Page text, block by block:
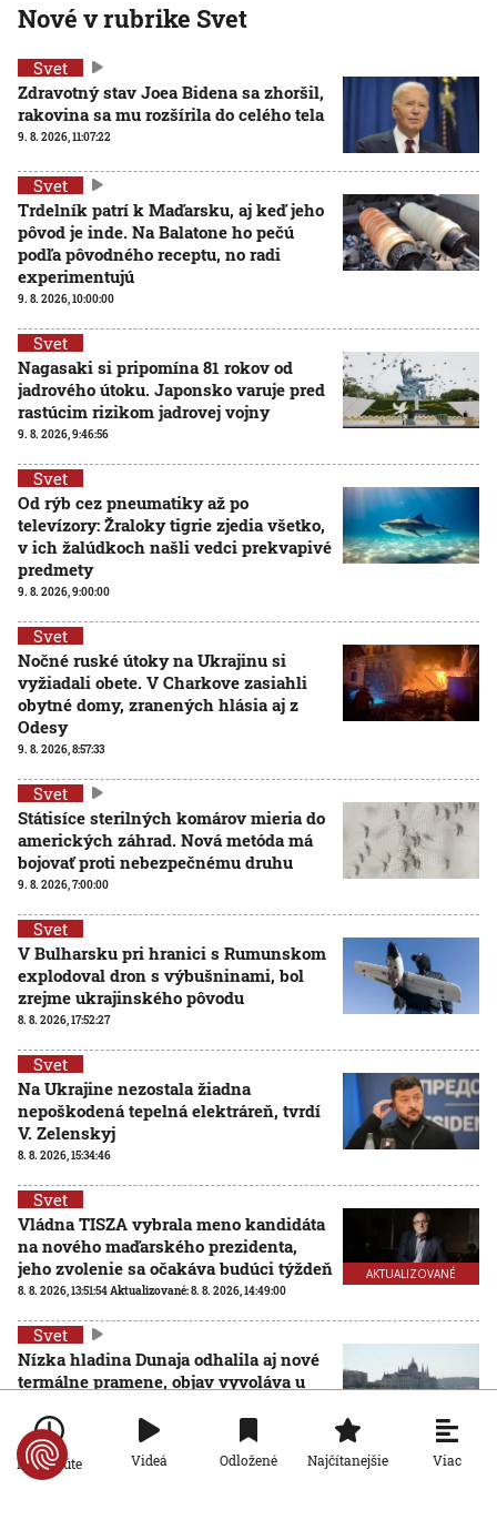
Nové v rubrike Svet
Svet
Zdravotný stav Joea Bidena sa zhoršil,
rakovina sa mu rozšírila do celého tela
9. 8. 2026, 11:07:22
Svet
Trdelník patrí k Maďarsku, aj keď jeho
pôvod je inde. Na Balatone ho pečú
podľa pôvodného receptu, no radi
experimentujú
9. 8. 2026, 10:00:00
Svet
Nagasaki si pripomína 81 rokov od
jadrového útoku. Japonsko varuje pred
rastúcim rizikom jadrovej vojny
9. 8. 2026, 9:46:56
Svet
Od rýb cez pneumatiky až po
televízory: Žraloky tigrie zjedia všetko,
v ich žalúdkoch našli vedci prekvapivé
predmety
9. 8. 2026, 9:00:00
Svet
Nočné ruské útoky na Ukrajinu si
vyžiadali obete. V Charkove zasiahli
obytné domy, zranených hlásia aj z
Odesy
9. 8. 2026, 8:57:33
Svet
Státisíce sterilných komárov mieria do
amerických záhrad. Nová metóda má
bojovať proti nebezpečnému druhu
9. 8. 2026, 7:00:00
Svet
V Bulharsku pri hranici s Rumunskom
explodoval dron s výbušninami, bol
zrejme ukrajinského pôvodu
8. 8. 2026, 17:52:27
Svet
Na Ukrajine nezostala žiadna
nepoškodená tepelná elektráreň, tvrdí
V. Zelenskyj
8. 8. 2026, 15:34:46
AKTUALIZOVANÉ
Svet
Vládna TISZA vybrala meno kandidáta
na nového maďarského prezidenta,
jeho zvolenie sa očakáva budúci týždeň
8. 8. 2026, 13:51:54Aktualizované:8. 8. 2026, 14:49:00
Svet
Nízka hladina Dunaja odhalila aj nové
termálne pramene, objav vyvoláva u
8. 8. 2026, 11:30:31
Po minúte Videá Odložené Najčítanejšie Viac